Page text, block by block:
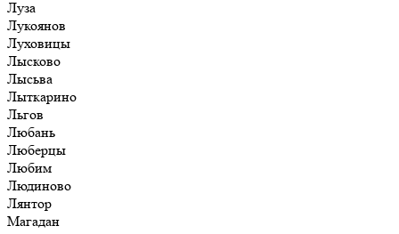
Луза
Лукоянов
Луховицы
Лысково
Лысьва
Лыткарино
Льгов
Любань
Люберцы
Любим
Людиново
Лянтор
Магадан